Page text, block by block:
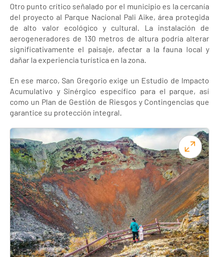
Otro punto crítico señalado por el municipio es la cercanía
del proyecto al Parque Nacional Pali Aike, área protegida
de alto valor ecológico y cultural. La instalación de
aerogeneradores de 130 metros de altura podría alterar
significativamente el paisaje, afectar a la fauna local y
dañar la experiencia turística en la zona.
En ese marco, San Gregorio exige un Estudio de Impacto
Acumulativo y Sinérgico específico para el parque, así
como un Plan de Gestión de Riesgos y Contingencias que
garantice su protección integral.